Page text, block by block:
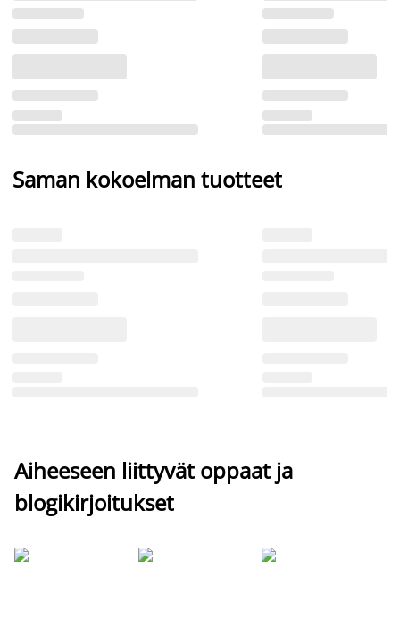
Saman kokoelman tuotteet
Aiheeseen liittyvät oppaat ja
blogikirjoitukset